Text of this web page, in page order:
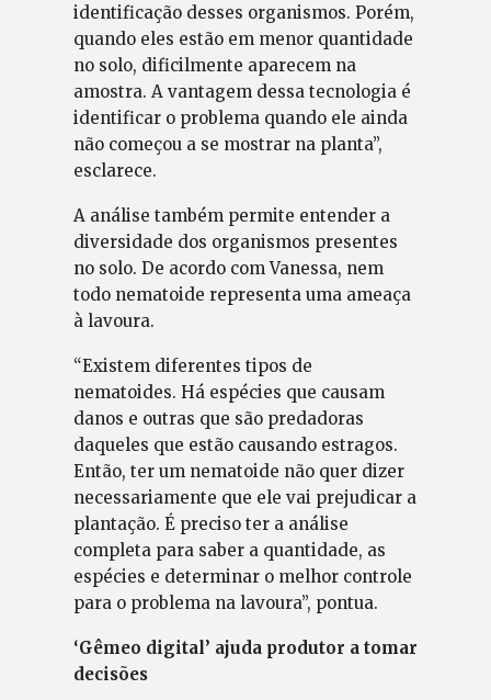
identificação desses organismos. Porém,
quando eles estão em menor quantidade
no solo, dificilmente aparecem na
amostra. A vantagem dessa tecnologia é
identificar o problema quando ele ainda
não começou a se mostrar na planta”,
esclarece.
A análise também permite entender a
diversidade dos organismos presentes
no solo. De acordo com Vanessa, nem
todo nematoide representa uma ameaça
à lavoura.
“Existem diferentes tipos de
nematoides. Há espécies que causam
danos e outras que são predadoras
daqueles que estão causando estragos.
Então, ter um nematoide não quer dizer
necessariamente que ele vai prejudicar a
plantação. É preciso ter a análise
completa para saber a quantidade, as
espécies e determinar o melhor controle
para o problema na lavoura”, pontua.
‘Gêmeo digital’ ajuda produtor a tomar
decisões